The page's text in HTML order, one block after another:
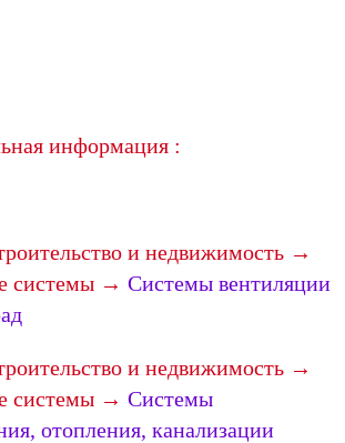
информация :
и недвижимость →
системы →Системы вентиляции
и недвижимость →
системы →Системы
отопления, канализации